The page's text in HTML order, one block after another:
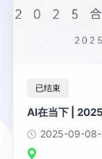
已结束
AI在当下 |
2025-09-08